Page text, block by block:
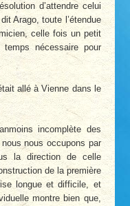
d’attendre celui
Arago, toute l’étendue
celle fois un petit
nécessaire pour
allé à Vienne dans le
incomplète des
nous occupons par
la direction de celle
de la première
longue et difficile, et
montre bien que,